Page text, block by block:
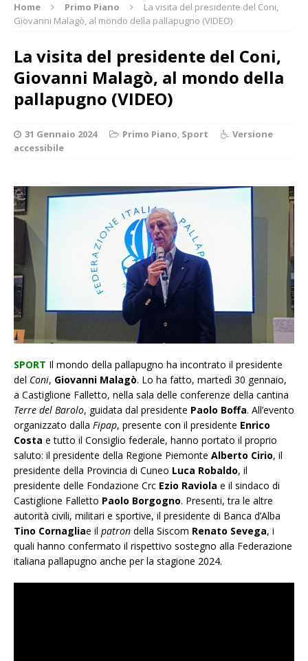
Home Primo Piano
La visita del presidente del Coni,
Giovanni Malagò, al mondo della pallapugno (VIDEO)
La visita del presidente del Coni,
Giovanni Malagò, al mondo della
pallapugno (VIDEO)
31 Gennaio 2024 Primo Piano, Sport
Versione
accessibile
SPORT Il mondo della pallapugno ha incontrato il presidente
del Coni, Giovanni Malagò. Lo ha fatto, martedì 30 gennaio,
a Castiglione Falletto, nella sala delle conferenze della cantina
Terre del Barolo, guidata dal presidente Paolo Boffa. All’evento
organizzato dalla Fipap, presente con il presidente Enrico
Costa e tutto il Consiglio federale, hanno portato il proprio
saluto: il presidente della Regione Piemonte Alberto Cirio, il
presidente della Provincia di Cuneo Luca Robaldo, il
presidente delle Fondazione Crc Ezio Raviola e il sindaco di
Castiglione Falletto Paolo Borgogno. Presenti, tra le altre
autorità civili, militari e sportive, il presidente di Banca d’Alba
Tino Cornagliae il patron della Siscom Renato Sevega, i
quali hanno confermato il rispettivo sostegno alla Federazione
italiana pallapugno anche per la stagione 2024.